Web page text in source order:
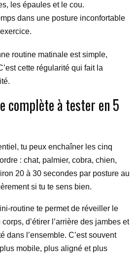
les épaules et le cou.
dans une posture inconfortable
routine matinale est simple,
cette régularité qui fait la
complète à tester en 5
tu peux enchaîner les cinq
: chat, palmier, cobra, chien,
20 à 30 secondes par posture au
si tu te sens bien.
routine te permet de réveiller le
d’étirer l’arrière des jambes et
dans l’ensemble. C’est souvent
mobile, plus aligné et plus